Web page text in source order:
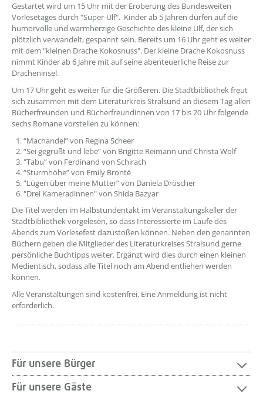
Gestartet wird um 15 Uhr mit der Eroberung des Bundesweiten
Vorlesetages durch "Super-Ulf". Kinder ab 5 Jahren dürfen auf die
humorvolle und warmherzige Geschichte des kleine Ulf, der sich
plötzlich verwandelt, gespannt sein. Bereits um 16 Uhr geht es weiter
mit dem "kleinen Drache Kokosnuss". Der kleine Drache Kokosnuss
nimmt Kinder ab 6 Jahre mit auf seine abenteuerliche Reise zur
Dracheninsel.
Um 17 Uhr geht es weiter für die Größeren. Die Stadtbibliothek freut
sich zusammen mit dem Literaturkreis Stralsund an diesem Tag allen
Bücherfreunden und Bücherfreundinnen von 17 bis 20 Uhr folgende
sechs Romane vorstellen zu können:
“Machandel” von Regina Scheer
“Sei gegrüßt und lebe” von Brigitte Reimann und Christa Wolf
"Tabu” von Ferdinand von Schirach
“Sturmhöhe” von Emily Brontë
“Lügen über meine Mutter” von Daniela Dröscher
"Drei Kameradinnen" von Shida Bazyar
Die Titel werden im Halbstundentakt im Veranstaltungskeller der
Stadtbibliothek vorgelesen, so dass Interessierte im Laufe des
Abends zum Vorlesefest dazustoßen können. Neben den genannten
Büchern geben die Mitglieder des Literaturkreises Stralsund gerne
persönliche Buchtipps weiter. Ergänzt wird dies durch einen kleinen
Medientisch, sodass alle Titel noch am Abend entliehen werden
können.
Alle Veranstaltungen sind kostenfrei. Eine Anmeldung ist nicht
erforderlich.
Für unsere Bürger
Für unsere Gäste